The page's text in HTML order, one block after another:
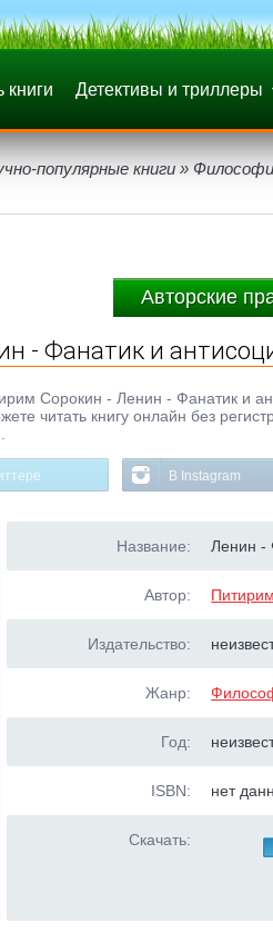
книги Детективы и триллеры
популярные книги »
Авторские
- Фанатик и
Сорокин - Ленин - Фанатик и
читать книгу онлайн без
В Instagram
Название: Ленин -
Автор:
Издательство:
Жанр:
Год:
ISBN: нет
Скачать: